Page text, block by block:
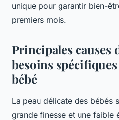
unique pour garantir bien-
premiers mois.
Principales causes
besoins
bébé
La peau délicate des bébés
grande finesse et une faible